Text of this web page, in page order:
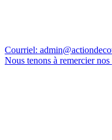
Courriel:
Nous tenons à remercier